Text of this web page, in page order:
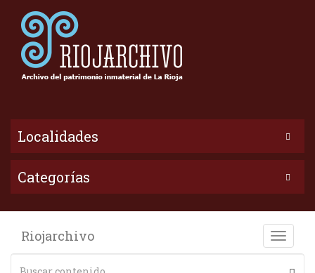
Localidades
Categorías
Toggle
Riojarchivo